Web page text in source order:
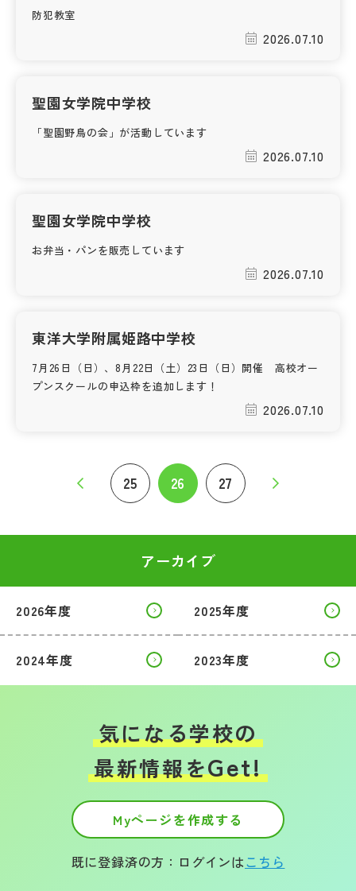
防犯教室
2026.07.10
聖園女学院中学校
「聖園野鳥の会」が活動しています
2026.07.10
聖園女学院中学校
お弁当・パンを販売しています
2026.07.10
東洋大学附属姫路中学校
7月26日（日）、8月22日（土）23日（日）開催 高校オー
プンスクールの申込枠を追加します！
2026.07.10
25 26 27
アーカイブ
2026年度 2025年度
2024年度 2023年度
気になる学校の
最新情報をGet!
Myページを作成する
既に登録済の方：ログインはこちら